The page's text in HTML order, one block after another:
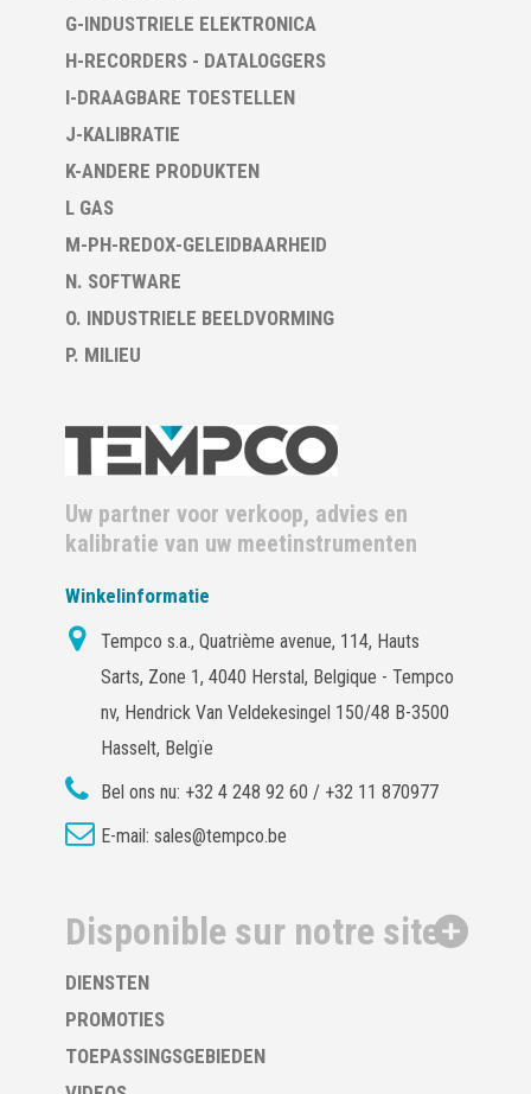
G-INDUSTRIELE ELEKTRONICA
H-RECORDERS - DATALOGGERS
I-DRAAGBARE TOESTELLEN
J-KALIBRATIE
K-ANDERE PRODUKTEN
L GAS
M-PH-REDOX-GELEIDBAARHEID
N. SOFTWARE
O. INDUSTRIELE BEELDVORMING
P. MILIEU
Uw partner voor verkoop, advies en
kalibratie van uw meetinstrumenten
Winkelinformatie
Tempco s.a., Quatrième avenue, 114, Hauts
Sarts, Zone 1, 4040 Herstal, Belgique - Tempco
nv, Hendrick Van Veldekesingel 150/48 B-3500
Hasselt, Belgïe
Bel ons nu: +32 4 248 92 60 / +32 11 870977
E-mail: sales@tempco.be
Disponible sur notre site
DIENSTEN
PROMOTIES
TOEPASSINGSGEBIEDEN